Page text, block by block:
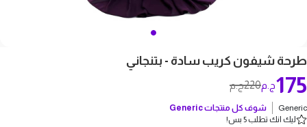
طرحة شيفون كريب سادة - بتنجاني
220ج.م 175ج.م
Generic شوف كل منتجاتGeneric
ليك انك تطلب 5 بس!